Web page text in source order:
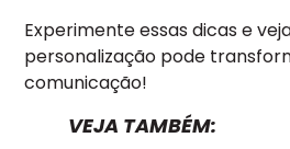
Experimente essas dicas e
personalização pode
comunicação!
VEJA TAMBÉM: